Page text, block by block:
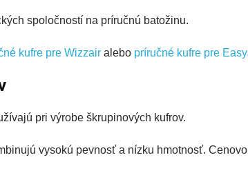
spoločností na príručnú batožinu.
kufre pre Wizzair alebo príručné kufre pre
pri výrobe škrupinových kufrov.
vysokú pevnosť a nízku hmotnosť.